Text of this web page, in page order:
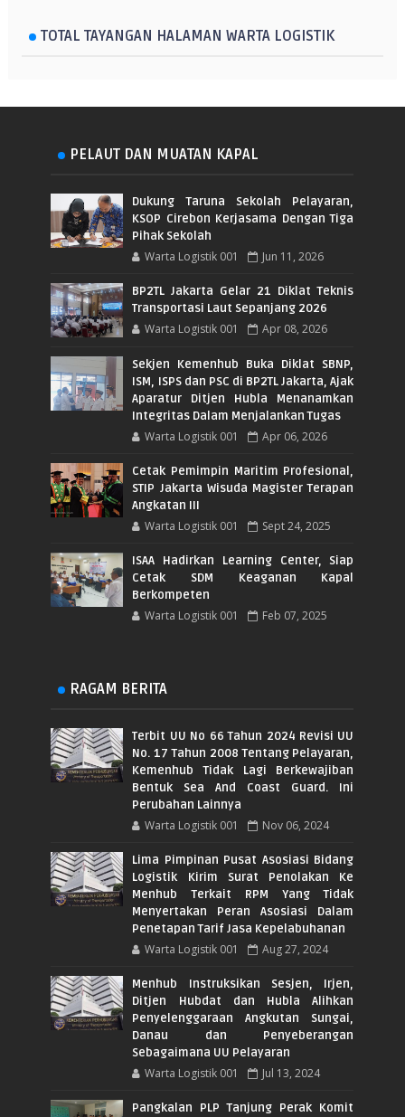
TOTAL TAYANGAN HALAMAN WARTA LOGISTIK
PELAUT DAN MUATAN KAPAL
Dukung Taruna Sekolah Pelayaran,
KSOP Cirebon Kerjasama Dengan Tiga
Pihak Sekolah
Warta Logistik 001 Jun 11, 2026
BP2TL Jakarta Gelar 21 Diklat Teknis
Transportasi Laut Sepanjang 2026
Warta Logistik 001 Apr 08, 2026
Sekjen Kemenhub Buka Diklat SBNP,
ISM, ISPS dan PSC di BP2TL Jakarta, Ajak
Aparatur Ditjen Hubla Menanamkan
Integritas Dalam Menjalankan Tugas
Warta Logistik 001 Apr 06, 2026
Cetak Pemimpin Maritim Profesional,
STIP Jakarta Wisuda Magister Terapan
Angkatan III
Warta Logistik 001 Sept 24, 2025
ISAA Hadirkan Learning Center, Siap
Cetak SDM Keaganan Kapal
Berkompeten
Warta Logistik 001 Feb 07, 2025
RAGAM BERITA
Terbit UU No 66 Tahun 2024 Revisi UU
No. 17 Tahun 2008 Tentang Pelayaran,
Kemenhub Tidak Lagi Berkewajiban
Bentuk Sea And Coast Guard. Ini
Perubahan Lainnya
Warta Logistik 001 Nov 06, 2024
Lima Pimpinan Pusat Asosiasi Bidang
Logistik Kirim Surat Penolakan Ke
Menhub Terkait RPM Yang Tidak
Menyertakan Peran Asosiasi Dalam
Penetapan Tarif Jasa Kepelabuhanan
Warta Logistik 001 Aug 27, 2024
Menhub Instruksikan Sesjen, Irjen,
Ditjen Hubdat dan Hubla Alihkan
Penyelenggaraan Angkutan Sungai,
Danau dan Penyeberangan
Sebagaimana UU Pelayaran
Warta Logistik 001 Jul 13, 2024
Pangkalan PLP Tanjung Perak Komit